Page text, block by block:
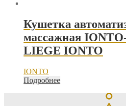
Кушетка
массажная
LIEGE IONTO
IONTO
Подробнее